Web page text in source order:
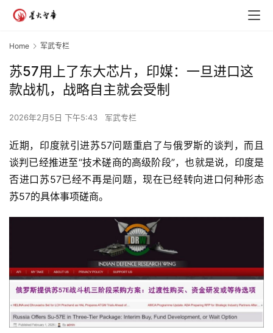
Home 军武专栏
苏57用上了东大芯片，印媒：一旦进口这
款战机，战略自主就会受制
2026年2月5日 下午5:43 军武专栏
近期，印度就引进苏57问题重启了与俄罗斯的谈判，而且
谈判已经推进至“技术磋商的高级阶段”，也就是说，印度是
否进口苏57已经不再是问题，现在已经转向进口何种形态
苏57的具体事项磋商。